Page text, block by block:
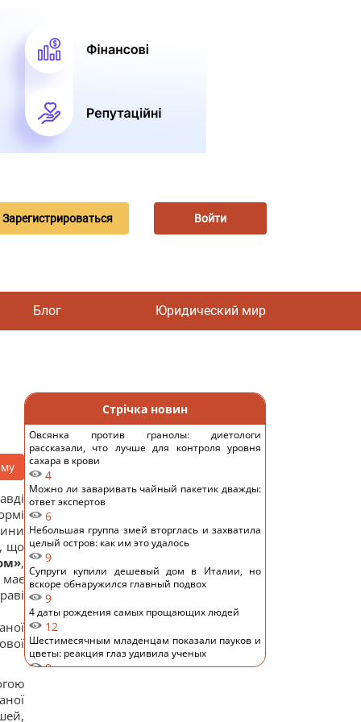
Зарегистрироваться Войти
Блог Юридический мир
що
,
має
Стрічка новин
Овсянка против гранолы: диетологи
рассказали, что лучше для контроля уровня
сахара в крови
4
Можно ли заваривать чайный пакетик дважды:
ответ экспертов
6
Небольшая группа змей вторглась и захватила
целый остров: как им это удалось
9
Супруги купили дешевый дом в Италии, но
вскоре обнаружился главный подвох
9
4 даты рождения самых прощающих людей
12
Шестимесячным младенцам показали пауков и
цветы: реакция глаз удивила ученых
9